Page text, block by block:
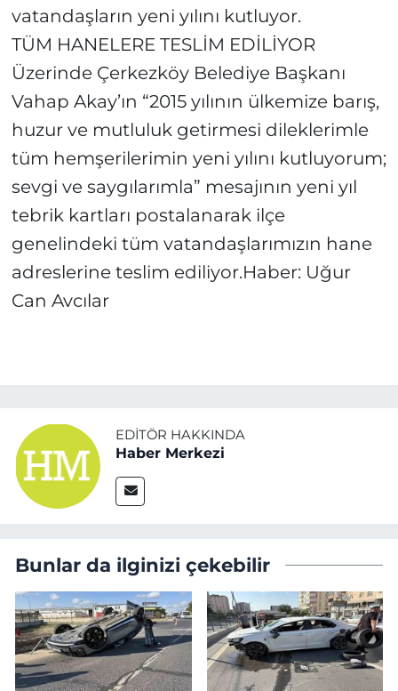
vatandaşların yeni yılını kutluyor.
TÜM HANELERE TESLİM EDİLİYOR
Üzerinde Çerkezköy Belediye Başkanı
Vahap Akay’ın “2015 yılının ülkemize barış,
huzur ve mutluluk getirmesi dileklerimle
tüm hemşerilerimin yeni yılını kutluyorum;
sevgi ve saygılarımla” mesajının yeni yıl
tebrik kartları postalanarak ilçe
genelindeki tüm vatandaşlarımızın hane
adreslerine teslim ediliyor.Haber: Uğur
Can Avcılar
EDITÖR HAKKINDA
Haber Merkezi
Bunlar da ilginizi çekebilir